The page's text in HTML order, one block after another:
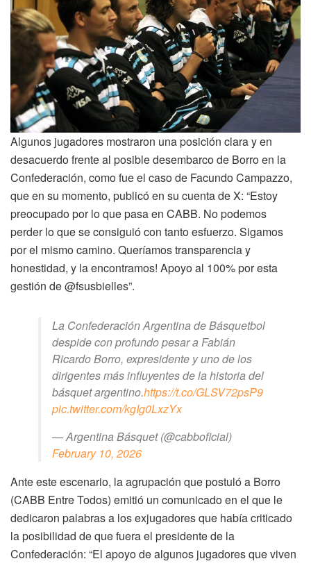
Algunos jugadores mostraron una posición clara y en
desacuerdo frente al posible desembarco de Borro en la
Confederación, como fue el caso de Facundo Campazzo,
que en su momento, publicó en su cuenta de X: “Estoy
preocupado por lo que pasa en CABB. No podemos
perder lo que se consiguió con tanto esfuerzo. Sigamos
por el mismo camino. Queríamos transparencia y
honestidad, y la encontramos! Apoyo al 100% por esta
gestión de @fsusbielles”.
La Confederación Argentina de Básquetbol
despide con profundo pesar a Fabián
Ricardo Borro, expresidente y uno de los
dirigentes más influyentes de la historia del
básquet argentino.https://t.co/GLSV72psP9
pic.twitter.com/kgIg0LxzYx
— Argentina Básquet (@cabboficial)
February 10, 2026
Ante este escenario, la agrupación que postuló a Borro
(CABB Entre Todos) emitió un comunicado en el que le
dedicaron palabras a los exjugadores que había criticado
la posibilidad de que fuera el presidente de la
Confederación: “El apoyo de algunos jugadores que viven